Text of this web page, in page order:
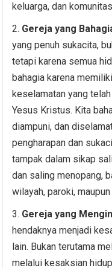
keluarga, dan
Gereja yang
yang penuh sukacita,
tetapi karena semua
bahagia karena
keselamatan yang
Yesus Kristus. Kita
diampuni, dan
pengharapan dan
tampak dalam sikap
dan saling menopang,
wilayah, paroki,
Gereja yang
hendaknya menjadi
lain. Bukan terutama
melalui kesaksian